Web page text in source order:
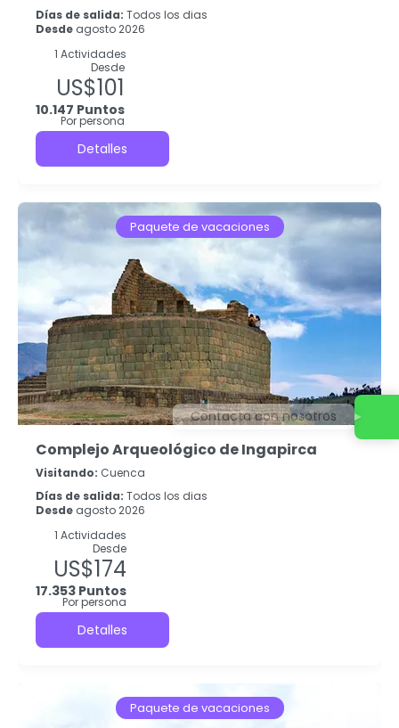
Días de salida: Todos los dias
Desde agosto 2026
1 Actividades
Desde
US$101
10.147 Puntos
Por persona
Detalles
Paquete de vacaciones
Complejo Arqueológico de Ingapirca
Visitando: Cuenca
Días de salida: Todos los dias
Desde agosto 2026
1 Actividades
Desde
US$174
17.353 Puntos
Por persona
Detalles
Paquete de vacaciones
Contacta con nosotros